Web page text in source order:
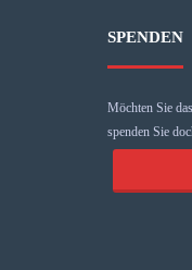
SPENDEN
Möchten Sie
spenden Sie